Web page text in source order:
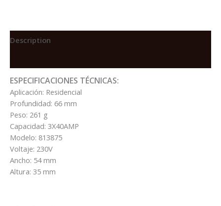
10KA/230VAC
quantity
Description
ESPECIFICACIONES TÉCNICAS:
Aplicación: Residencial
Profundidad: 66 mm
Peso: 261 g
Capacidad: 3X40AMP
Modelo: 813875
Voltaje: 230V
Ancho: 54 mm
Altura: 35 mm